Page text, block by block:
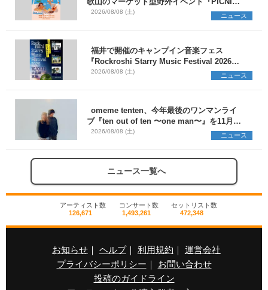
歌山のマーケット型野外イベント『PICNIC
JAM 2026』早割チケット発売開始
2026/08/08 (土)
ニュース
福井で開催のキャンプイン音楽フェス
『Rockroshi Starry Music Festival 2026』
第3弾出演者としてSCOOBIE DO、かりゆし
2026/08/08 (土)
ニュース
omeme tenten、今年最後のワンマンライ
ブ『ten out of ten 〜one man〜』を11月に
開催決定
2026/08/08 (土)
ニュース
ニュース一覧へ
アーティスト数
126,671
コンサート数
1,493,261
セットリスト数
472,348
お知らせ｜ ヘルプ｜ 利用規約 ｜ 運営会社
プライバシーポリシー ｜ お問い合わせ
投稿のガイドライン